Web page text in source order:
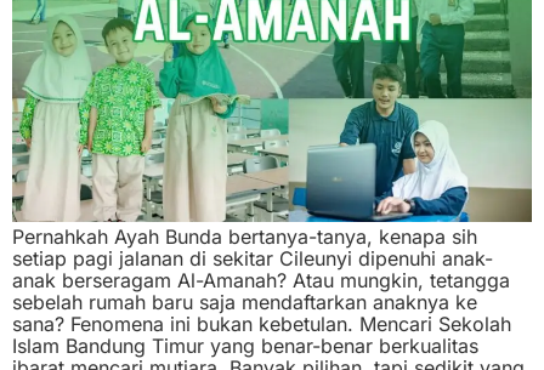
Pernahkah Ayah Bunda bertanya-tanya, kenapa sih
setiap pagi jalanan di sekitar Cileunyi dipenuhi anak-
anak berseragam Al-Amanah? Atau mungkin, tetangga
sebelah rumah baru saja mendaftarkan anaknya ke
sana? Fenomena ini bukan kebetulan. Mencari Sekolah
Islam Bandung Timur yang benar-benar berkualitas